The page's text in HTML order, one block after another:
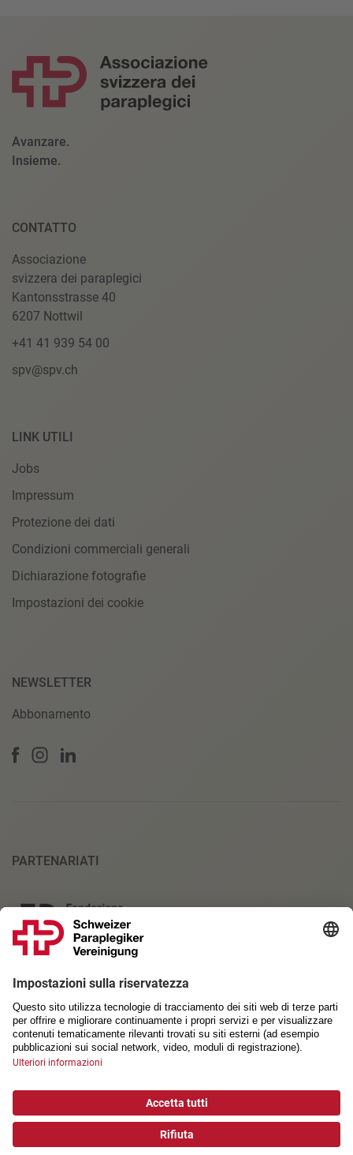
Avanzare.
Insieme.
CONTATTO
Associazione
svizzera dei paraplegici
Kantonsstrasse 40
6207 Nottwil
+41 41 939 54 00
spv@spv.ch
LINK UTILI
Jobs
Impressum
Protezione dei dati
Condizioni commerciali generali
Dichiarazione fotografie
Impostazioni dei cookie
NEWSLETTER
Abbonamento
PARTENARIATI